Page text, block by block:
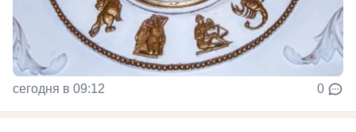
сегодня в 09:12 0